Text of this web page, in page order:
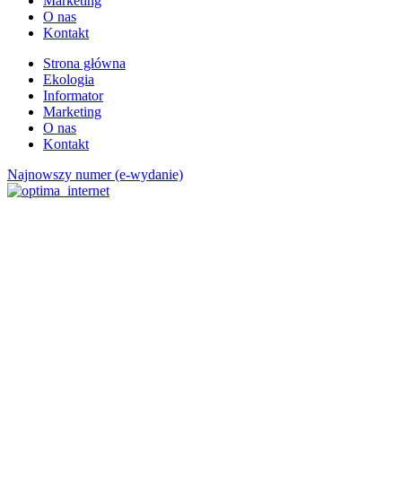
O nas
Kontakt
Strona główna
Ekologia
Informator
Marketing
O nas
Kontakt
Najnowszy numer (e-wydanie)